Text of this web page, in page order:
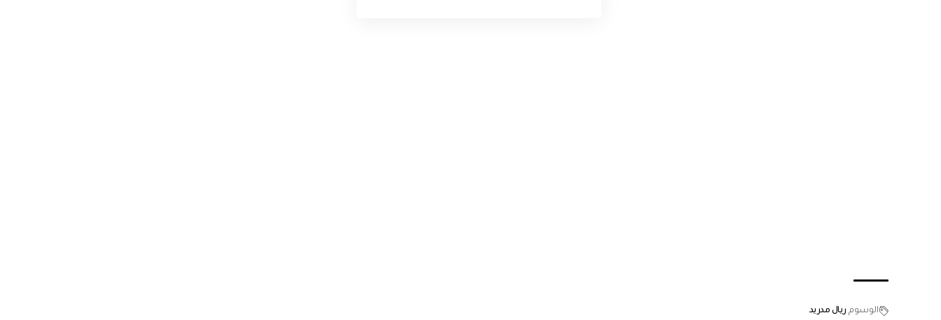
الوسوم ريال مدريد